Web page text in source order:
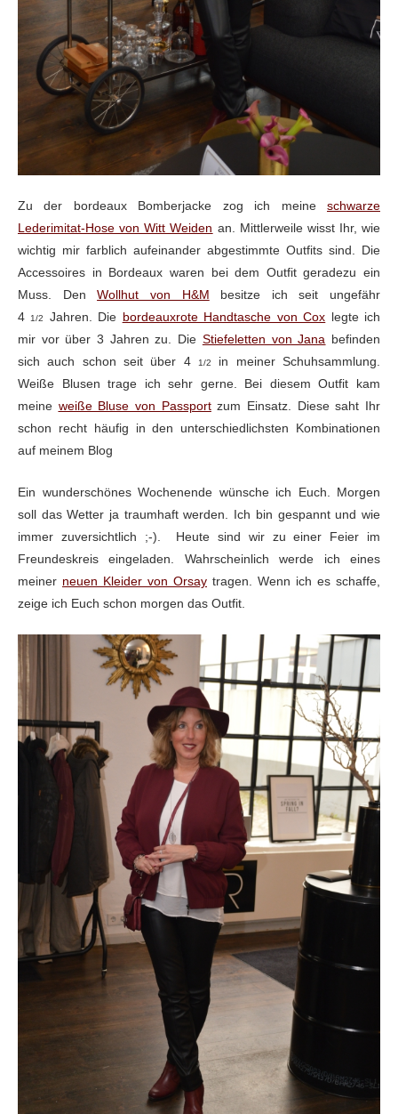
Zu der bordeaux Bomberjacke zog ich meine schwarze
Lederimitat-Hose von Witt Weiden an. Mittlerweile wisst Ihr, wie
wichtig mir farblich aufeinander abgestimmte Outfits sind. Die
Accessoires in Bordeaux waren bei dem Outfit geradezu ein
Muss. DenWollhut von H&M besitze ich seit ungefähr
4
1/2 Jahren. Die bordeauxrote Handtasche von Cox legte ich
mir vor über 3 Jahren zu. Die Stiefeletten von Jana befinden
sich auch schon seit über 4
1/2
in meiner Schuhsammlung.
Weiße Blusen trage ich sehr gerne. Bei diesem Outfit kam
meine weiße Bluse von Passportzum Einsatz. Diese saht Ihr
schon recht häufig in den unterschiedlichsten Kombinationen
auf meinem Blog
Ein wunderschönes Wochenende wünsche ich Euch. Morgen
soll das Wetter ja traumhaft werden. Ich bin gespannt und wie
immer zuversichtlich ;-). Heute sind wir zu einer Feier im
Freundeskreis eingeladen. Wahrscheinlich werde ich eines
meiner neuen Kleider von Orsay tragen. Wenn ich es schaffe,
zeige ich Euch schon morgen das Outfit.